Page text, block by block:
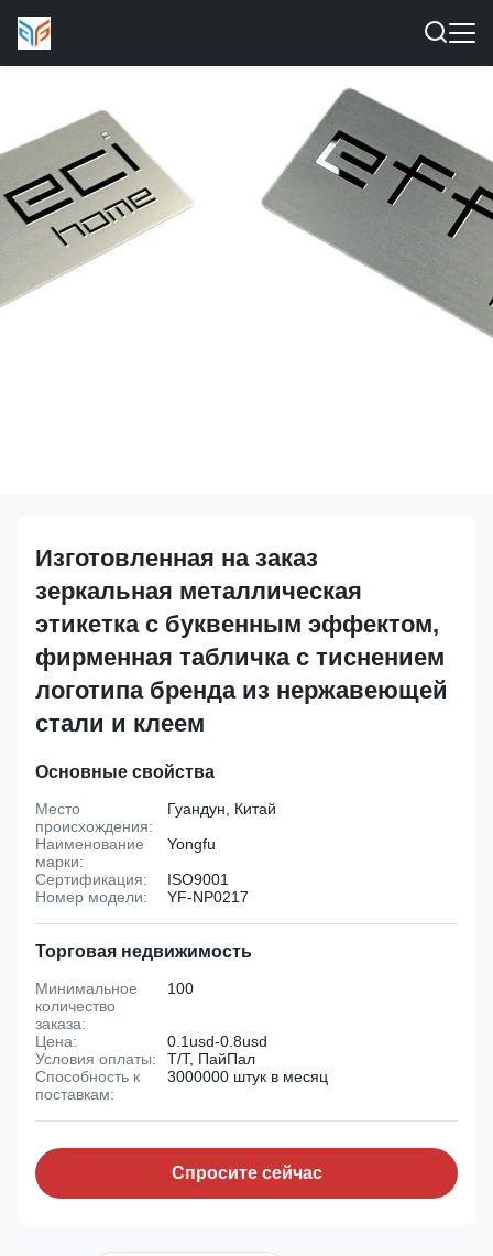
Изготовленная на заказ
зеркальная металлическая
этикетка с буквенным эффектом,
фирменная табличка с тиснением
логотипа бренда из нержавеющей
стали и клеем
Основные свойства
Место
происхождения:
Гуандун, Китай
Наименование
марки:
Yongfu
Сертификация:
ISO9001
Номер модели:
YF-NP0217
Торговая недвижимость
Минимальное
количество
заказа:
100
Цена:
0.1usd-0.8usd
Условия оплаты:
Т/Т, ПайПал
Способность к
поставкам:
3000000 штук в месяц
Спросите сейчас